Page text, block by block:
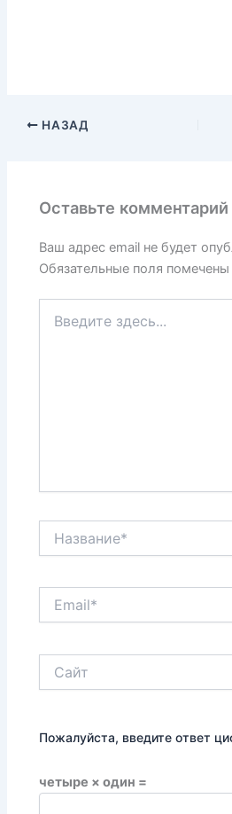
НАЗАД
Оставьте комментарий
Ваш адрес email не будет
Обязательные поля помечены
здесь...
Пожалуйста, введите ответ
четыре × один =